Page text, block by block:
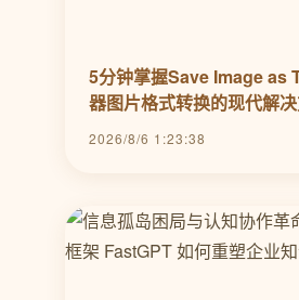
5分钟掌握Save Image as
器图片格式转换的现代解
2026/8/6 1:23:38